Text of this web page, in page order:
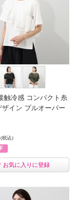
触冷感 コンパクト糸
ザイン プルオーバー
(税込)
お気に入りに登録